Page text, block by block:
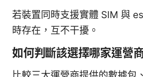
若裝置同時支援實體 SIM 與
時存在，互不干擾。
如何判斷該選擇哪家運營